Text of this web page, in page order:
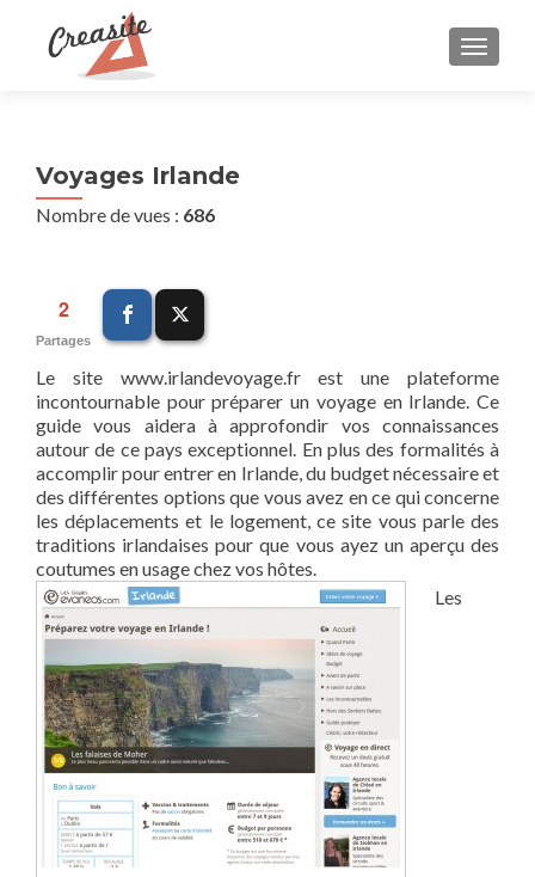
Voyages Irlande
Nombre de vues : 686
2
Partages
Le site www.irlandevoyage.fr est une plateforme
incontournable pour préparer un voyage en Irlande. Ce
guide vous aidera à approfondir vos connaissances
autour de ce pays exceptionnel. En plus des formalités à
accomplir pour entrer en Irlande, du budget nécessaire et
des différentes options que vous avez en ce qui concerne
les déplacements et le logement, ce site vous parle des
traditions irlandaises pour que vous ayez un aperçu des
coutumes en usage chez vos hôtes.
Les